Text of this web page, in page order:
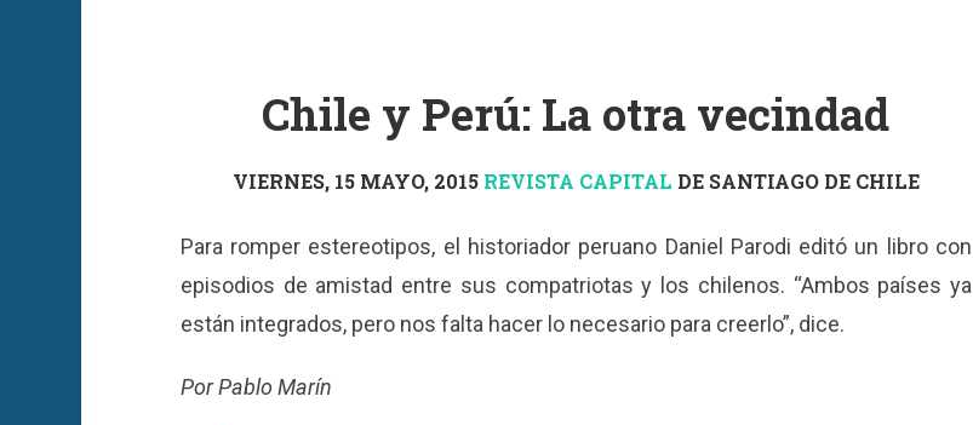
Chile y Perú: La otra vecindad
VIERNES, 15 MAYO, 2015 REVISTA CAPITAL DE SANTIAGO DE CHILE
Para romper estereotipos, el historiador peruano Daniel Parodi editó un libro con
episodios de amistad entre sus compatriotas y los chilenos. “Ambos países ya
están integrados, pero nos falta hacer lo necesario para creerlo”, dice.
Por Pablo Marín